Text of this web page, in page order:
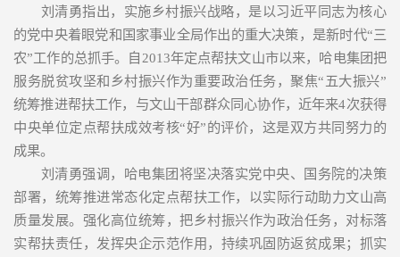
刘清勇指出，实施乡村振兴战略，是以习近平同志为核心
的党中央着眼党和国家事业全局作出的重大决策，是新时代“三
农”工作的总抓手。自2013年定点帮扶文山市以来，哈电集团把
服务脱贫攻坚和乡村振兴作为重要政治任务，聚焦“五大振兴”
统筹推进帮扶工作，与文山干部群众同心协作，近年来4次获得
中央单位定点帮扶成效考核“好”的评价，这是双方共同努力的
成果。
刘清勇强调，哈电集团将坚决落实党中央、国务院的决策
部署，统筹推进常态化定点帮扶工作，以实际行动助力文山高
质量发展。强化高位统筹，把乡村振兴作为政治任务，对标落
实帮扶责任，发挥央企示范作用，持续巩固防返贫成果；抓实